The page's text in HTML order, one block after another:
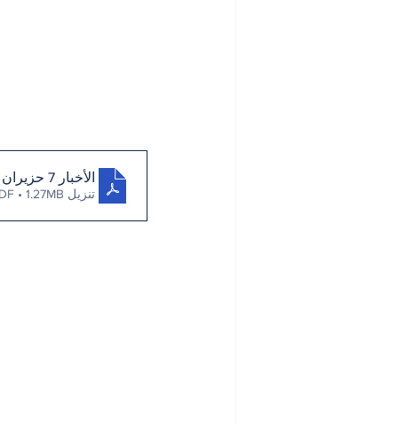
الأخبار 7 حزيران 2023
تنزيل PDF • 1.27MB